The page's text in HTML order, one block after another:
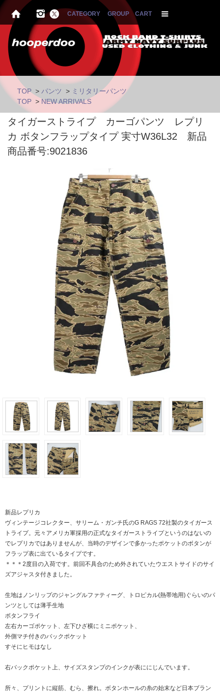
CATEGORY GROUP CART
TOP > パンツ > ミリタリーパンツ
TOP > NEW ARRIVALS
タイガーストライプ カーゴパンツ レプリ
カ ボタンフラップタイプ 実寸W36L32 新品
商品番号:9021836
新品レプリカ
ヴィンテージコレクター、サリーム・ガンチ氏のG RAGS 72社製のタイガース
トライプ。元々アメリカ軍採用の正式なタイガーストライプというのはないの
でレプリカではありませんが、当時のデザインで多かったポケットのボタンが
フラップ表に出ているタイプです。
＊＊＊2度目の入荷です。前回不具合のため外されていたウエストサイドのサイ
ズアジャスタ付きました。
生地はノンリップのジャングルファティーグ、トロピカル(熱帯地用)ぐらいのパ
ンツとしては薄手生地
ボタンフライ
左右カーゴポケット、左下ひざ横にミニポケット、
外側マチ付きのバックポケット
すそにヒモはなし
右バックポケット上、サイズスタンプのインクが表ににじんでいます。
所々、プリントに縦筋、むら、擦れ。ボタンホールの糸の始末など日本ブラン